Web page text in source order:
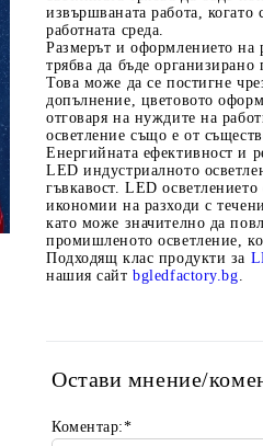
извършваната работа,
работната среда.
Размерът и оформлението на
трябва да бъде
Това може да се постигне
допълнение, цветовото
отговаря на нуждите на
осветление също е от
Енергийната ефективност и
LED индустриалното
гъвкавост. LED
икономии на разходи с
като може значително да
промишленото осветление,
Подходящ клас продукти за
нашия сайт bgledfactory.bg.
Остави мнение/
Коментар:*